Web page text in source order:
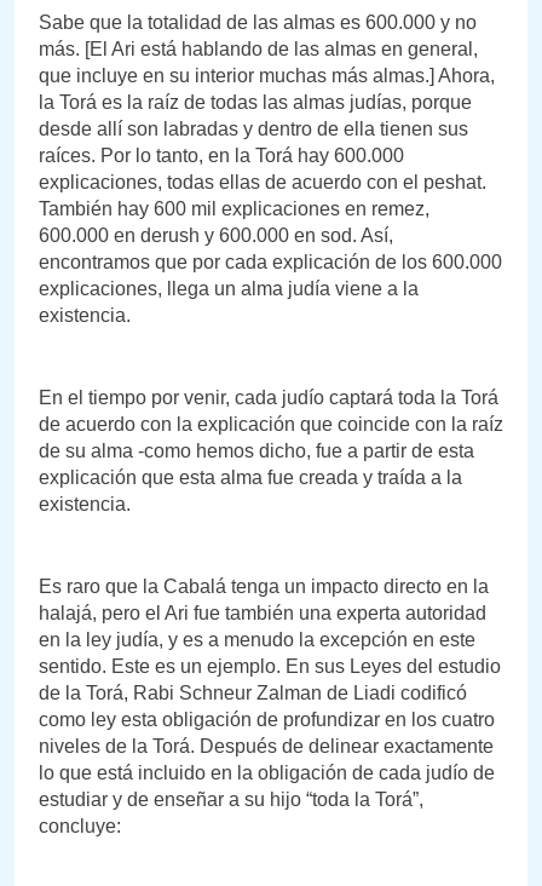
Sabe que la totalidad de las almas es 600.000 y no
más. [El Ari está hablando de las almas en general,
que incluye en su interior muchas más almas.] Ahora,
la Torá es la raíz de todas las almas judías, porque
desde allí son labradas y dentro de ella tienen sus
raíces. Por lo tanto, en la Torá hay 600.000
explicaciones, todas ellas de acuerdo con el peshat.
También hay 600 mil explicaciones en remez,
600.000 en derush y 600.000 en sod. Así,
encontramos que por cada explicación de los 600.000
explicaciones, llega un alma judía viene a la
existencia.
En el tiempo por venir, cada judío captará toda la Torá
de acuerdo con la explicación que coincide con la raíz
de su alma -como hemos dicho, fue a partir de esta
explicación que esta alma fue creada y traída a la
existencia.
Es raro que la Cabalá tenga un impacto directo en la
halajá, pero el Ari fue también una experta autoridad
en la ley judía, y es a menudo la excepción en este
sentido. Este es un ejemplo. En sus Leyes del estudio
de la Torá, Rabi Schneur Zalman de Liadi codificó
como ley esta obligación de profundizar en los cuatro
niveles de la Torá. Después de delinear exactamente
lo que está incluido en la obligación de cada judío de
estudiar y de enseñar a su hijo “toda la Torá”,
concluye: